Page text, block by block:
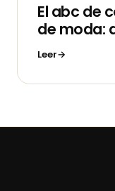
El abc de
de moda:
Leer